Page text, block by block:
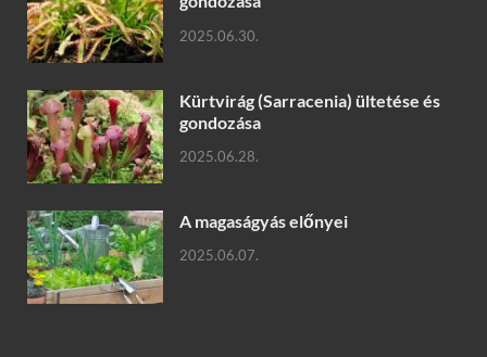
2025.06.30.
Kürtvirág (Sarracenia) ültetése és
gondozása
2025.06.28.
A magaságyás előnyei
2025.06.07.